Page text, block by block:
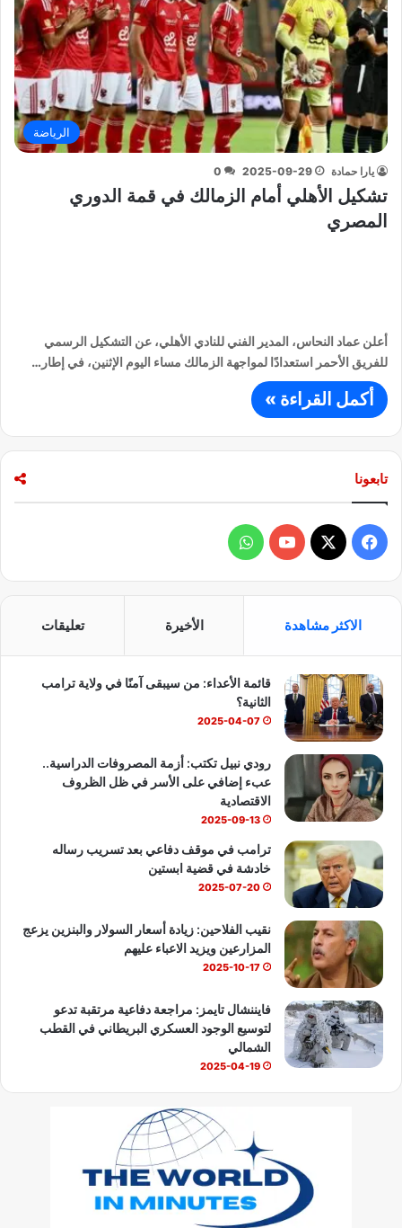
الرياضة
يارا حمادة 2025-09-29
0
تشكيل الأهلي أمام الزمالك في قمة الدوري
المصري
أعلن عماد النحاس، المدير الفني للنادي الأهلي، عن التشكيل الرسمي
للفريق الأحمر استعدادًا لمواجهة الزمالك مساء اليوم الإثنين، في إطار…
أكمل القراءة »
تابعونا
ي
و
ك
X
Y
T
u
e
ا
ا
ب
الاكثر مشاهدة الأخيرة تعليقات
قائمة الأعداء: من سيبقى آمنًا في ولاية ترامب
الثانية؟
2025-04-07
رودي نبيل تكتب: أزمة المصروفات الدراسية..
عبء إضافي على الأسر في ظل الظروف
الاقتصادية
2025-09-13
ترامب في موقف دفاعي بعد تسريب رساله
خادشة في قضية ابستين
2025-07-20
نقيب الفلاحين: زيادة أسعار السولار والبنزين يزعج
المزارعين ويزيد الاعباء عليهم
2025-10-17
فايننشال تايمز: مراجعة دفاعية مرتقبة تدعو
لتوسيع الوجود العسكري البريطاني في القطب
الشمالي
2025-04-19